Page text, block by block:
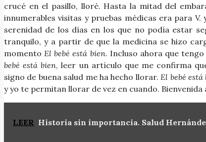
crucé en el pasillo, lloré. Hasta la mitad del
innumerables visitas y pruebas médicas era para
serenidad de los días en los que no podía estar
tranquilo, y a partir de que la medicina se hizo
momentoEl bebé está bien. Incluso ahora que
bebé está bien, leer un artículo que me confirma
signo de buena salud me ha hecho llorar.El bebé está
y yo te permitan llorar de vez en cuando. Bienvenida
LEER Historia sin importancia. Salud